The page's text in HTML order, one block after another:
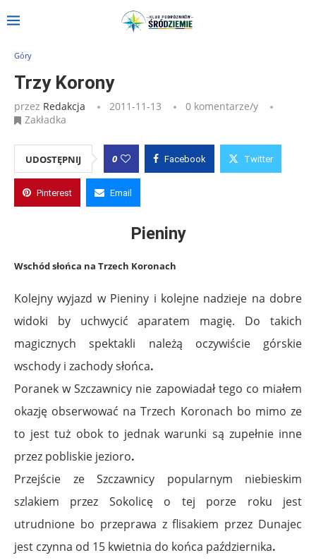
Strona główna Trzy Korony
Góry
Trzy Korony
przez Redakcja 2011-11-13
0 komentarze/y
Zakładka
UDOSTĘPNIJ 0 Facebook Twitter
Pinterest Email
Pieniny
Wschód słońca na Trzech Koronach
Kolejny wyjazd w Pieniny i kolejne nadzieje na dobre
widoki by uchwycić aparatem magię. Do takich
magicznych spektakli należą oczywiście górskie
wschody i zachody słońca.
Poranek w Szczawnicy nie zapowiadał tego co miałem
okazję obserwować na Trzech Koronach bo mimo ze
to jest tuż obok to jednak warunki są zupełnie inne
przez pobliskie jezioro.
Przejście ze Szczawnicy popularnym niebieskim
szlakiem przez Sokolicę o tej porze roku jest
utrudnione bo przeprawa z flisakiem przez Dunajec
jest czynna od 15 kwietnia do końca października.